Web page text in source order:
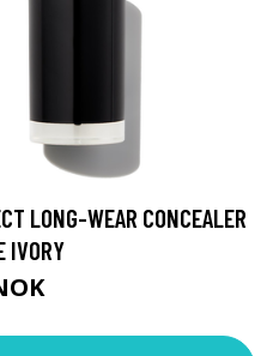
LONG-WEAR CONCEALER
IVORY